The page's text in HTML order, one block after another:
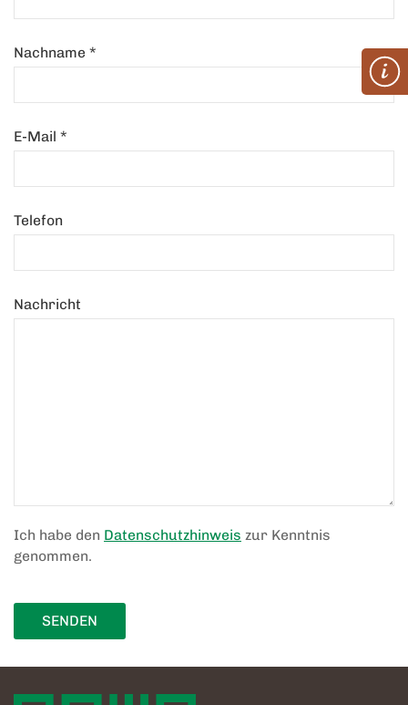
Nachname *
E-Mail *
Telefon
Nachricht
Ich habe den Datenschutzhinweis zur Kenntnis
genommen.
SENDEN